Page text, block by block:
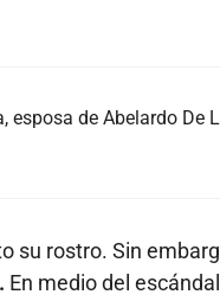
esposa de Abelardo De
su rostro. Sin
En medio del